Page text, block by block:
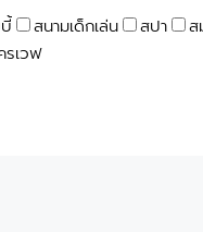
สนามเด็กเล่น สปา ส
รเวฟ